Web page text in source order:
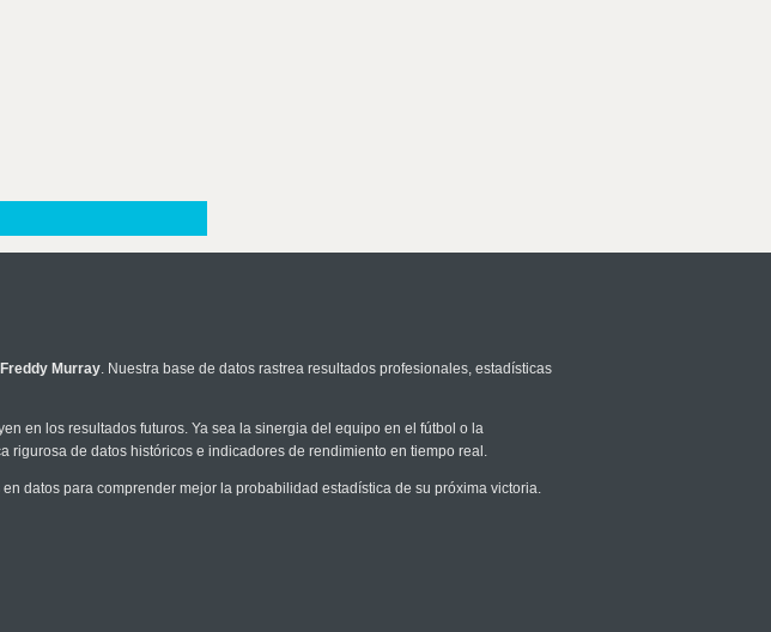
Freddy Murray. Nuestra base de datos rastrea resultados profesionales, estadísticas
en los resultados futuros. Ya sea la sinergia del equipo en el fútbol o la
de datos históricos e indicadores de rendimiento en tiempo real.
datos para comprender mejor la probabilidad estadística de su próxima victoria.